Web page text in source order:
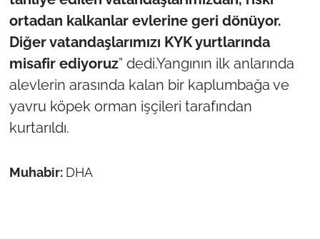
ortadan kalkanlar evlerine geri dönüyor.
Diğer vatandaşlarımızı KYK yurtlarında
misafir ediyoruz” dedi.Yangının ilk anlarında
alevlerin arasında kalan bir kaplumbağa ve
yavru köpek orman işçileri tarafından
kurtarıldı.
Muhabir: DHA